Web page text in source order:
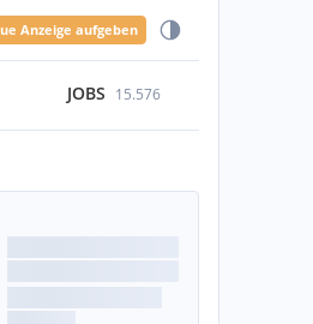
Anzeige aufgeben
JOBS 15.576